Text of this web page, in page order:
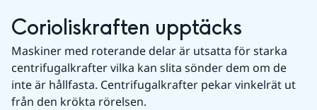
Corioliskraften upptäcks
Maskiner med roterande delar är utsatta för starka
centrifugalkrafter vilka kan slita sönder dem om de
inte är hållfasta. Centrifugalkrafter pekar vinkelrät ut
från den krökta rörelsen.